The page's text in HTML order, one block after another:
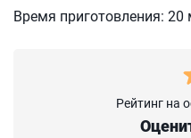
Время приготовления: 20
Рейтинг на